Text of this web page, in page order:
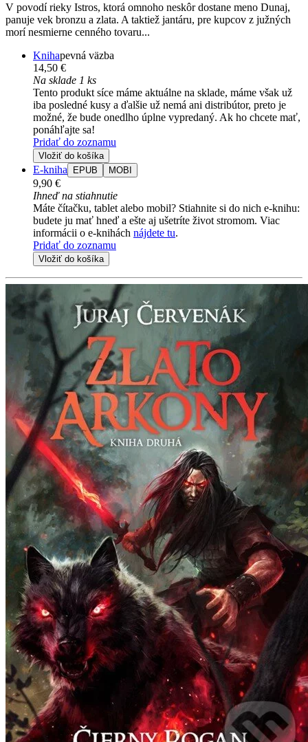
V povodí rieky Istros, ktorá omnoho neskôr dostane meno Dunaj,
panuje vek bronzu a zlata. A taktiež jantáru, pre kupcov z južných
morí nesmierne cenného tovaru...
Knihapevná väzba
14,50 €
Na sklade 1 ks
Tento produkt síce máme aktuálne na sklade, máme však už
iba posledné kusy a ďalšie už nemá ani distribútor, preto je
možné, že bude onedlho úplne vypredaný. Ak ho chcete mať,
ponáhľajte sa!
Pridať do zoznamu
Vložiť do košíka
E-kniha EPUB MOBI
9,90 €
Ihneď na stiahnutie
Máte čítačku, tablet alebo mobil? Stiahnite si do nich e-knihu:
budete ju mať hneď a ešte aj ušetríte život stromom. Viac
informácii o e-knihách nájdete tu.
Pridať do zoznamu
Vložiť do košíka